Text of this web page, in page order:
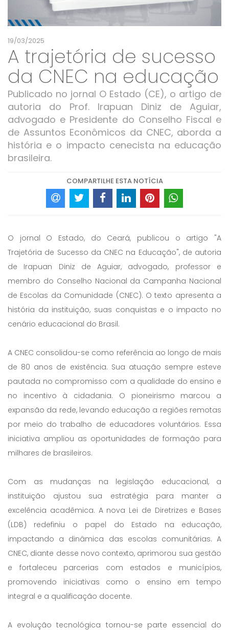
19/03/2025
A trajetória de sucesso
da CNEC na educação
Publicado no jornal O Estado (CE), o artigo de
autoria do Prof. Irapuan Diniz de Aguiar,
advogado e Presidente do Conselho Fiscal e
de Assuntos Econômicos da CNEC, aborda a
história e o impacto cenecista na educação
brasileira.
COMPARTILHE ESTA NOTÍCIA
O jornal O Estado, do Ceará, publicou o artigo "A
Trajetória de Sucesso da CNEC na Educação", de autoria
de Irapuan Diniz de Aguiar, advogado, professor e
membro do Conselho Nacional da Campanha Nacional
de Escolas da Comunidade (CNEC). O texto apresenta a
história da instituição, suas conquistas e o impacto no
cenário educacional do Brasil.
A CNEC consolidou-se como referência ao longo de mais
de 80 anos de existência. Sua atuação sempre esteve
pautada no compromisso com a qualidade do ensino e
no incentivo à cidadania. O pioneirismo marcou a
expansão da rede, levando educação a regiões remotas
por meio do trabalho de educadores voluntários. Essa
iniciativa ampliou as oportunidades de formação para
milhares de brasileiros.
Com as mudanças na legislação educacional, a
instituição ajustou sua estratégia para manter a
excelência acadêmica. A nova Lei de Diretrizes e Bases
(LDB) redefiniu o papel do Estado na educação,
impactando a dinâmica das escolas comunitárias. A
CNEC, diante desse novo contexto, aprimorou sua gestão
e fortaleceu parcerias com estados e municípios,
promovendo iniciativas como o ensino em tempo
integral e a qualificação docente.
A evolução tecnológica tornou-se parte essencial do